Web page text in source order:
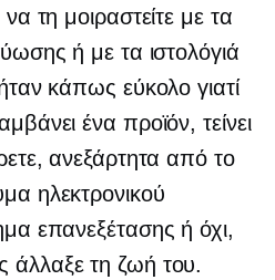
τη μοιραστείτε με τα
ή με τα ιστολόγιά
κάπως εύκολο γιατί
ένα προϊόν, τείνει
ανεξάρτητα από το
ηλεκτρονικού
επανεξέτασης ή όχι,
τη ζωή του.